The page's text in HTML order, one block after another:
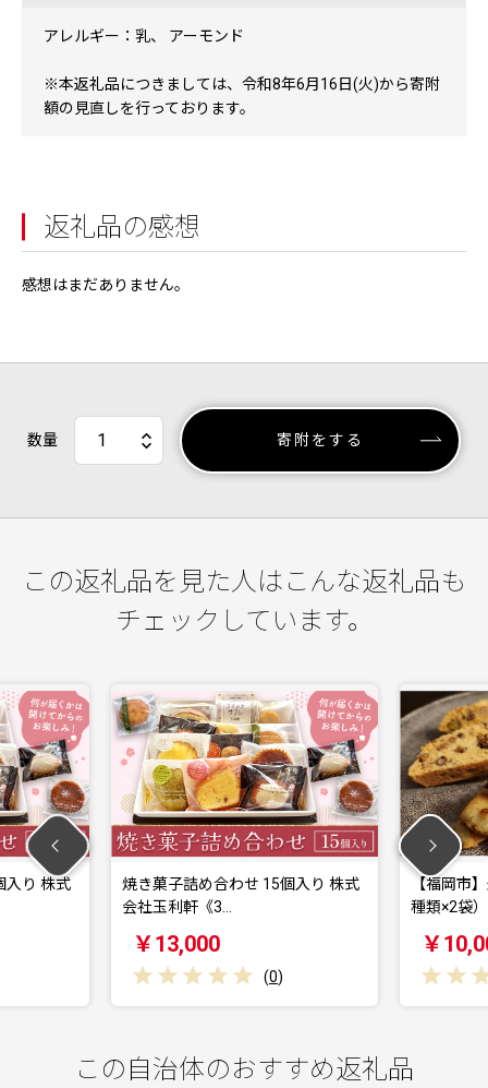
アレルギー：乳、 アーモンド
※本返礼品につきましては、令和8年6月16日(火)から寄附
額の見直しを行っております。
返礼品の感想
感想はまだありません。
数量 寄附をする
この返礼品を見た人はこんな返礼品も
チェックしています。
詰め合わせ 15個入り 株式
【福岡市】米粉の焼菓子セット（3
この自治体のおすすめ返礼品